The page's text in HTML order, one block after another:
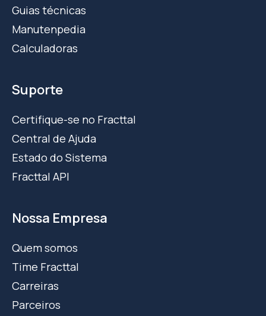
Guias técnicas
Manutenpedia
Calculadoras
Suporte
Certifique-se no Fracttal
Central de Ajuda
Estado do Sistema
Fracttal API
Nossa Empresa
Quem somos
Time Fracttal
Carreiras
Parceiros